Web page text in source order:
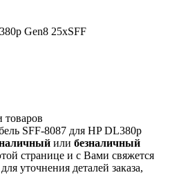
Gen8 25xSFF
товаров
SFF-8087 для HP DL380p
или безналичный
странице и с Вами свяжется
уточнения деталей заказа,